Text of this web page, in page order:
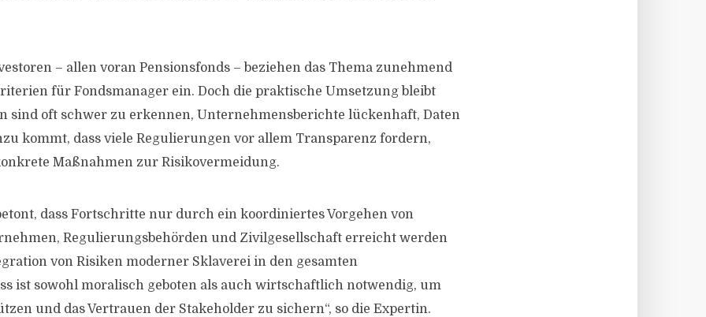
– allen voran Pensionsfonds – beziehen das Thema zunehmend
für Fondsmanager ein. Doch die praktische Umsetzung bleibt
sind oft schwer zu erkennen, Unternehmensberichte lückenhaft, Daten
kommt, dass viele Regulierungen vor allem Transparenz fordern,
Maßnahmen zur Risikovermeidung.
dass Fortschritte nur durch ein koordiniertes Vorgehen von
Regulierungsbehörden und Zivilgesellschaft erreicht werden
von Risiken moderner Sklaverei in den gesamten
ist sowohl moralisch geboten als auch wirtschaftlich notwendig, um
und das Vertrauen der Stakeholder zu sichern“, so die Expertin.